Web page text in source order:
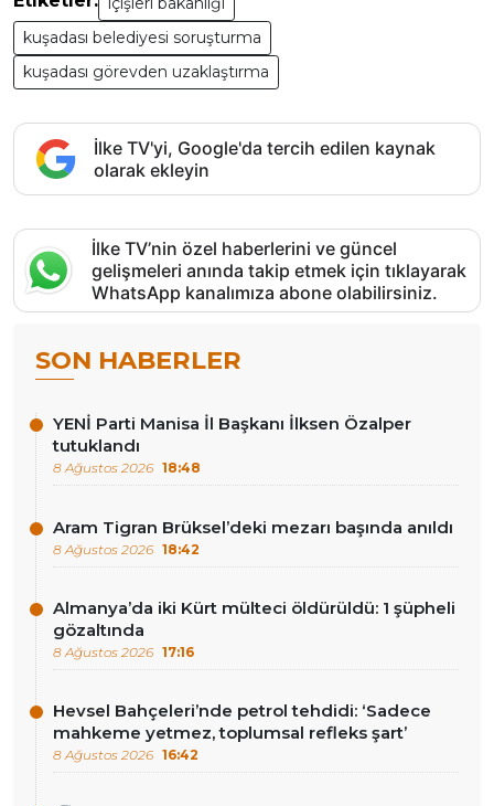
kuşadası belediyesi soruşturma
kuşadası görevden uzaklaştırma
İlke TV'yi, Google'da tercih edilen kaynak
olarak ekleyin
İlke TV’nin özel haberlerini ve güncel
gelişmeleri anında takip etmek için tıklayarak
WhatsApp kanalımıza abone olabilirsiniz.
SON HABERLER
YENİ Parti Manisa İl Başkanı İlksen Özalper
tutuklandı
8 Ağustos 2026 18:48
Aram Tigran Brüksel’deki mezarı başında anıldı
8 Ağustos 2026 18:42
Almanya’da iki Kürt mülteci öldürüldü: 1 şüpheli
gözaltında
8 Ağustos 2026 17:16
Hevsel Bahçeleri’nde petrol tehdidi: ‘Sadece
mahkeme yetmez, toplumsal refleks şart’
8 Ağustos 2026 16:42